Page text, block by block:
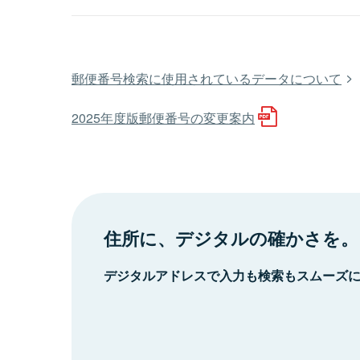
郵便番号検索に使用されているデータについて
2025年度版郵便番号の変更案内
住所に、デジタルの確かさを。
デジタルアドレスで入力も検索もスムーズ